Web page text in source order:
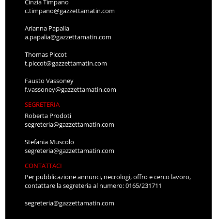
Cinzia Timpano
c.timpano@gazzettamatin.com
Arianna Papalia
a.papalia@gazzettamatin.com
Thomas Piccot
t.piccot@gazzettamatin.com
Fausto Vassoney
f.vassoney@gazzettamatin.com
SEGRETERIA
Roberta Prodoti
segreteria@gazzettamatin.com
Stefania Muscolo
segreteria@gazzettamatin.com
CONTATTACI
Per pubblicazione annunci, necrologi, offro e cerco lavoro,
contattare la segreteria al numero: 0165/231711
segreteria@gazzettamatin.com